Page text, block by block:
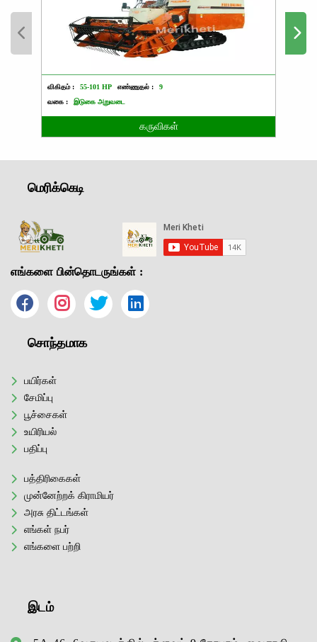
விகிதம் : 55-101 HP எண்ணுதல் :
9
வகை :
இடுகை அறுவடை
கருவிகள்
மெரிக்கெடி
எங்களை பின்தொடருங்கள் :
சொந்தமாக
பயிர்கள்
சேமிப்பு
பூச்சைகள்
உயிரியல்
பதிப்பு
பத்திரிகைகள்
முன்னேற்றக் கிராமியர்
அரசு திட்டங்கள்
எங்கள் நபர்
எங்களை பற்றி
இடம்